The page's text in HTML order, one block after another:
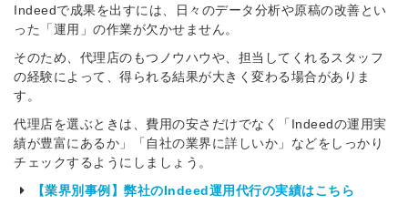
Indeedで成果を出すには、日々のデータ分析や原稿の改善とい
った「運用」の作業が欠かせません。
そのため、代理店のもつノウハウや、担当してくれるスタッフ
の経験によって、得られる結果が大きく変わる場合がありま
す。
代理店を選ぶときは、費用の安さだけでなく「Indeedの運用実
績が豊富にあるか」「自社の業界に詳しいか」などをしっかり
チェックするようにしましょう。
【業界別事例】弊社のIndeed運用代行の実績はこちら